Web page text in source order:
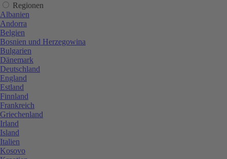
Regionen
Albanien
Andorra
Belgien
Bosnien und Herzegowina
Bulgarien
Dänemark
Deutschland
England
Estland
Finnland
Frankreich
Griechenland
Irland
Island
Italien
Kosovo